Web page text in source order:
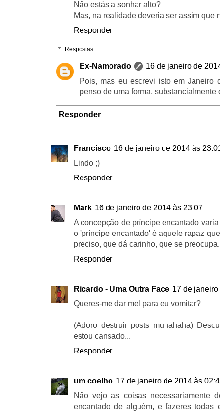
Não estás a sonhar alto?
Mas, na realidade deveria ser assim que
Responder
Respostas
Ex-Namorado
16 de janeiro de
Pois, mas eu escrevi isto em Janeiro
penso de uma forma, substancialmente
Responder
Francisco 16 de janeiro de 2014 às
Lindo ;)
Responder
Mark 16 de janeiro de 2014 às 23:07
A concepção de príncipe encantado
o 'príncipe encantado' é aquele rapaz
preciso, que dá carinho, que se
Responder
Ricardo - Uma Outra Face 17 de
Queres-me dar mel para eu vomitar?
(Adoro destruir posts muhahaha)
estou cansado...
Responder
um coelho 17 de janeiro de 2014 às
Não vejo as coisas necessariamente
encantado de alguém, e fazeres todas